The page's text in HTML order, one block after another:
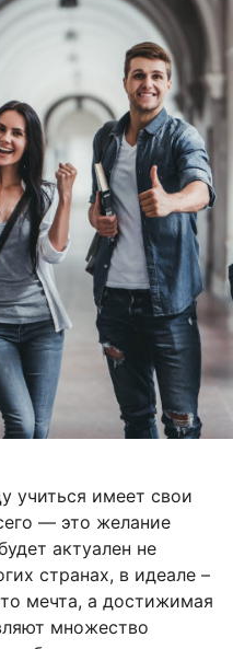
учиться имеет свои
— это желание
актуален не
странах, в идеале –
мечта, а достижимая
множество